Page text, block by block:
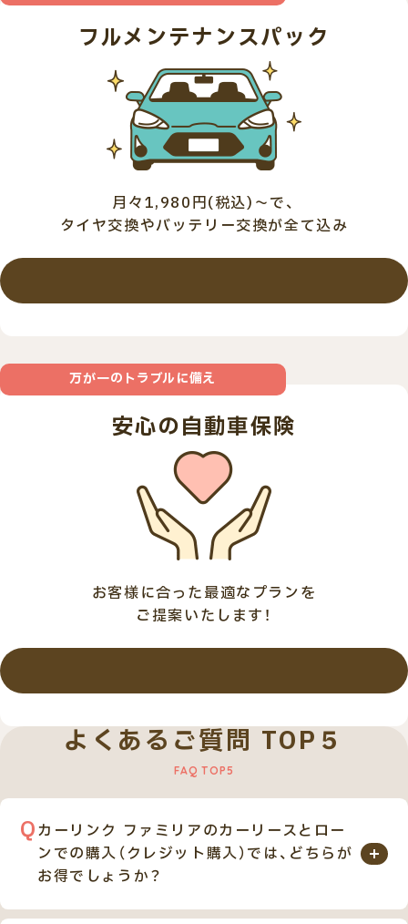
フルメンテナンスパック
月々1,980円(税込)～で、
タイヤ交換やバッテリー交換が全て込み
万が一のトラブルに備え
安心の自動車保険
お客様に合った最適なプランを
ご提案いたします！
よくあるご質問 TOP５
カーリンク ファミリアのカーリースとロー
ンでの購入（クレジット購入）では、どちらが
お得でしょうか？